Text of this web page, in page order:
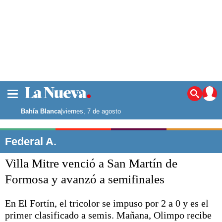
Noticias
La ciudad
Punta Alta
El mundo
Seguridad
Deportes
Escenario Olímpico
Liga del Sur
Bahía Blanca|viernes, 7 de agosto
Federal A.
Villa Mitre venció a San Martín de
Formosa y avanzó a semifinales
En El Fortín, el tricolor se impuso por 2 a 0 y es el
primer clasificado a semis. Mañana, Olimpo recibe